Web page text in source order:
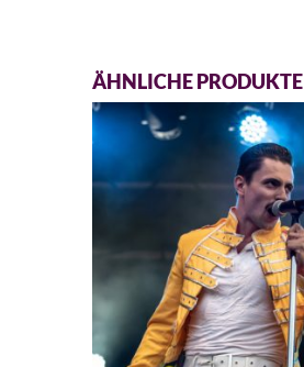
ÄHNLICHE PRODUKTE